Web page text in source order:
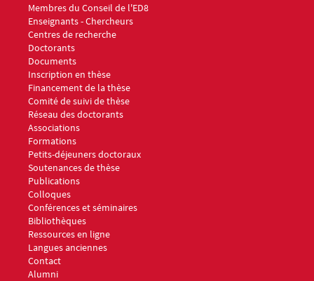
Menu footer ED8 1
Membres du Conseil de l'ED8
Enseignants - Chercheurs
Centres de recherche
Doctorants
Documents
Menu footer ED8 2
Inscription en thèse
Financement de la thèse
Comité de suivi de thèse
Réseau des doctorants
Associations
Menu footer ED8 3
Formations
Petits-déjeuners doctoraux
Soutenances de thèse
Publications
Colloques
Conférences et séminaires
Menu footer ED8 4
Bibliothèques
Ressources en ligne
Langues anciennes
Menu footer ED8 5
Contact
Alumni